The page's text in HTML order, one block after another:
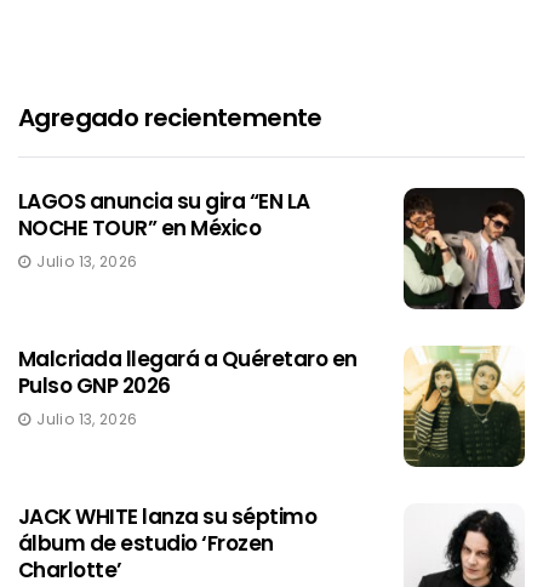
Agregado recientemente
LAGOS anuncia su gira “EN LA
NOCHE TOUR” en México
Julio 13, 2026
Malcriada llegará a Quéretaro en
Pulso GNP 2026
Julio 13, 2026
JACK WHITE lanza su séptimo
álbum de estudio ‘Frozen
Charlotte’